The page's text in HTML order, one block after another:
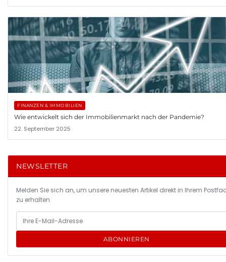
FINANZEN & IMMOBILIEN
Wie entwickelt sich der Immobilienmarkt nach der Pandemie?
22. September 2025
NEWSLETTER
Melden Sie sich an, um unsere neuesten Artikel direkt in Ihrem
zu erhalten.
ABONNIEREN